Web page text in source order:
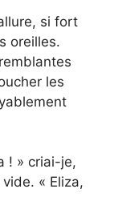
si fort
oreilles.
les
! » criai-je,
« Eliza,